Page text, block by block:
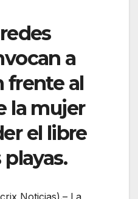
a
frente al
la mujer
el libre
playas.